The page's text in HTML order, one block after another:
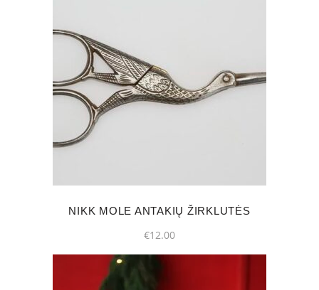
NIKK MOLE ANTAKIŲ ŽIRKLUTĖS
€12.00